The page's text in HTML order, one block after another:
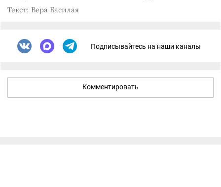
Текст: Вера Басилая
Подписывайтесь на наши каналы
Комментировать